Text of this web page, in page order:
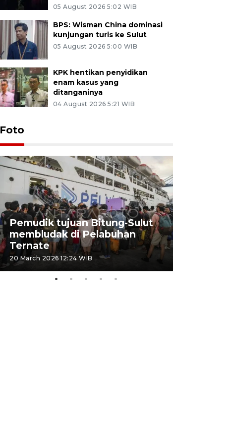
05 August 2026 5:02 WIB
BPS: Wisman China dominasi
kunjungan turis ke Sulut
05 August 2026 5:00 WIB
KPK hentikan penyidikan
enam kasus yang
ditanganinya
04 August 2026 5:21 WIB
Foto
Pemudik tujuan Bitung-Sulut
membludak di Pelabuhan
Ternate
20 March 2026 12:24 WIB